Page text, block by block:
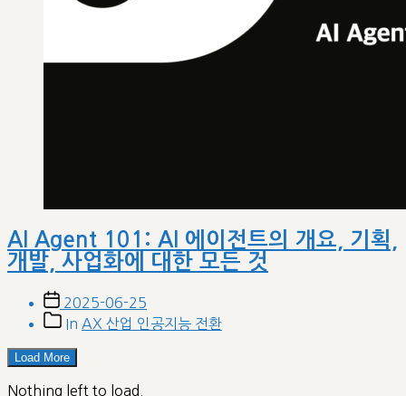
AI Agent 101: AI 에이전트의 개요, 기획,
개발, 사업화에 대한 모든 것
Post
date
2025-06-25
PostIn AX 산업 인공지능 전환
Load More
Nothing left to load.